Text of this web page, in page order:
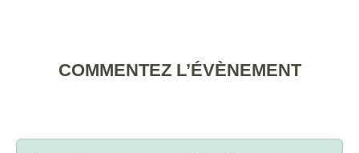
COMMENTEZ L’ÉVÈNEMENT